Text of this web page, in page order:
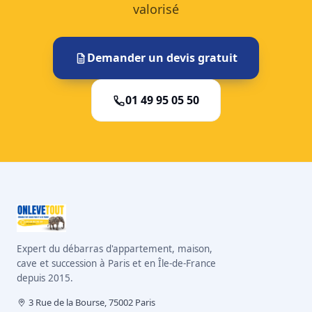
valorisé
Demander un devis gratuit
01 49 95 05 50
Expert du débarras d'appartement, maison,
cave et succession à Paris et en Île-de-France
depuis 2015.
3 Rue de la Bourse, 75002 Paris